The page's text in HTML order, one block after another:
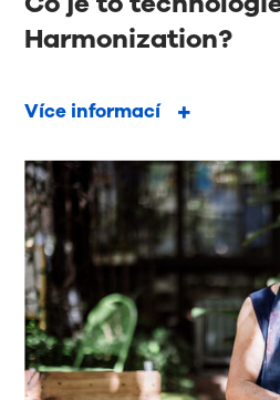
Harmonization?
Více informací